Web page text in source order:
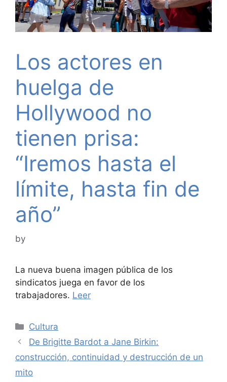
Los actores en
huelga de
Hollywood no
tienen prisa:
“Iremos hasta el
límite, hasta fin de
año”
by
La nueva buena imagen pública de los
sindicatos juega en favor de los
trabajadores. Leer
Categories
Cultura
De Brigitte Bardot a Jane Birkin:
construcción, continuidad y destrucción de un
mito